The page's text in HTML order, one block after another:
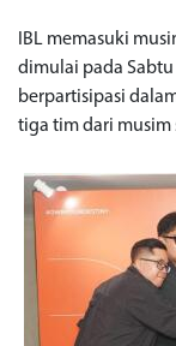
IBL memasuki
dimulai pada
berpartisipasi
tiga tim dari musim